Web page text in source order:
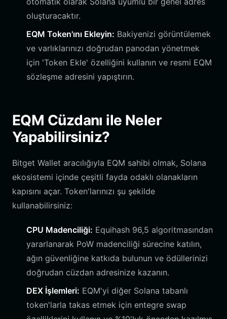
oluşturacaktır.
EQM Token'ını Ekleyin: Bakiyenizi görüntülemek
ve varlıklarınızı doğrudan panodan yönetmek
için 'Token Ekle' özelliğini kullanın ve resmi EQM
sözleşme adresini yapıştırın.
EQM Cüzdanı ile Neler
Yapabilirsiniz?
Bitget Wallet aracılığıyla EQM sahibi olmak, Solana
ekosistemi içinde çeşitli fayda odaklı olanakların
kapısını açar. Token'larınızı şu şekilde
kullanabilirsiniz:
CPU Madenciliği: Equihash 96,5 algoritmasından
yararlanarak PoW madenciliği sürecine katılın,
ağın güvenliğine katkıda bulunun ve ödüllerinizi
doğrudan cüzdan adresinize kazanın.
DEX İşlemleri: EQM'yi diğer Solana tabanlı
token'larla takas etmek için entegre swap